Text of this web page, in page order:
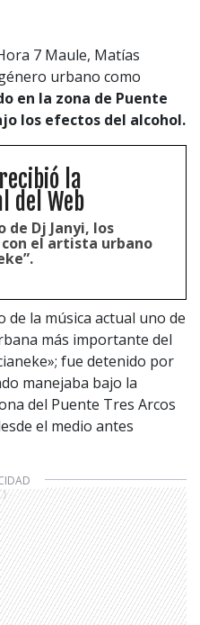
7 Maule, Matías
urbano como
en la zona de Puente
los efectos del alcohol.
la
del Web
de Dj Janyi, los
el artista urbano
de la música actual uno de
más importante del
fue detenido por
manejaba bajo la
del Puente Tres Arcos
el medio antes